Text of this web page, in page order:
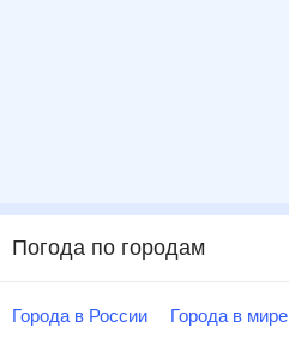
Погода по городам
Города в России Города в мире